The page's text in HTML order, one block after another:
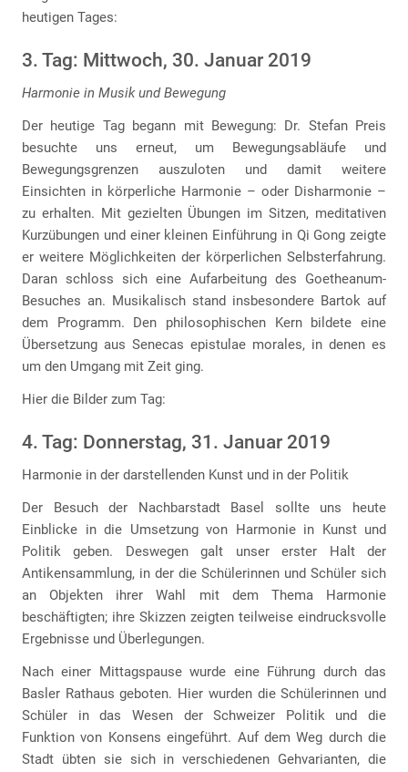
heutigen Tages:
3. Tag: Mittwoch, 30. Januar 2019
Harmonie in Musik und Bewegung
Der heutige Tag begann mit Bewegung: Dr. Stefan Preis
besuchte uns erneut, um Bewegungsabläufe und
Bewegungsgrenzen auszuloten und damit weitere
Einsichten in körperliche Harmonie – oder Disharmonie –
zu erhalten. Mit gezielten Übungen im Sitzen, meditativen
Kurzübungen und einer kleinen Einführung in Qi Gong zeigte
er weitere Möglichkeiten der körperlichen Selbsterfahrung.
Daran schloss sich eine Aufarbeitung des Goetheanum-
Besuches an. Musikalisch stand insbesondere Bartok auf
dem Programm. Den philosophischen Kern bildete eine
Übersetzung aus Senecas epistulae morales, in denen es
um den Umgang mit Zeit ging.
Hier die Bilder zum Tag:
4. Tag: Donnerstag, 31. Januar 2019
Harmonie in der darstellenden Kunst und in der Politik
Der Besuch der Nachbarstadt Basel sollte uns heute
Einblicke in die Umsetzung von Harmonie in Kunst und
Politik geben. Deswegen galt unser erster Halt der
Antikensammlung, in der die Schülerinnen und Schüler sich
an Objekten ihrer Wahl mit dem Thema Harmonie
beschäftigten; ihre Skizzen zeigten teilweise eindrucksvolle
Ergebnisse und Überlegungen.
Nach einer Mittagspause wurde eine Führung durch das
Basler Rathaus geboten. Hier wurden die Schülerinnen und
Schüler in das Wesen der Schweizer Politik und die
Funktion von Konsens eingeführt. Auf dem Weg durch die
Stadt übten sie sich in verschiedenen Gehvarianten, die